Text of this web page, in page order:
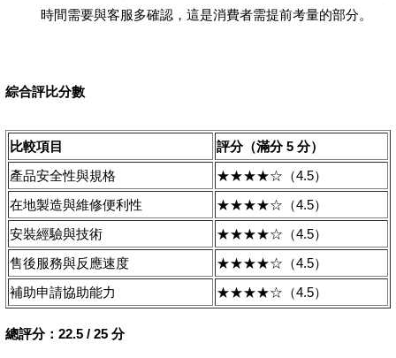
時間需要與客服多確認，這是消費者需提前考量的部分。
綜合評比分數
比較項目
評分（滿分 5 分）
產品安全性與規格
★★★★☆（4.5）
在地製造與維修便利性
★★★★☆（4.5）
安裝經驗與技術
★★★★☆（4.5）
售後服務與反應速度
★★★★☆（4.5）
補助申請協助能力
★★★★☆（4.5）
總評分：22.5 / 25 分